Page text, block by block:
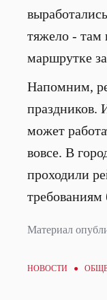
тяжело - там
маршрутке
Напомним,
праздников.
может
вовсе. В
проходили
требованиям
Материал
НОВОСТИ ●